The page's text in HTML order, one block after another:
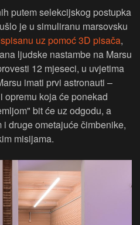
putem selekcijskog postupka
je u simuliranu marsovsku
uz pomoć 3D pisača,
ljudske nastambe na Marsu
12 mjeseci, u uvjetima
imati prvi astronauti –
opremu koja će ponekad
bit će uz odgodu, a
druge ometajuće čimbenike,
misijama.